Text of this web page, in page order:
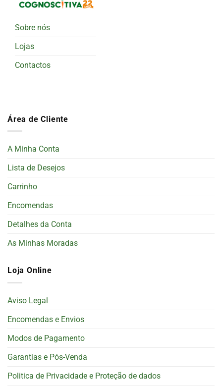
Sobre nós
Lojas
Contactos
Área de Cliente
A Minha Conta
Lista de Desejos
Carrinho
Encomendas
Detalhes da Conta
As Minhas Moradas
Loja Online
Aviso Legal
Encomendas e Envios
Modos de Pagamento
Garantias e Pós-Venda
Politica de Privacidade e Proteção de dados